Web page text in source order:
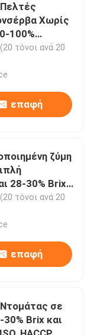
Χωρίς
100%
τόνοι ανά 20
επαφή
ζύμη
28-30% Brix
τόνοι ανά 20
επαφή
σε
Brix και